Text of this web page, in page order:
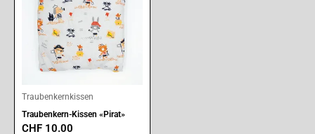
Traubenkernkissen
Traubenkern-Kissen «Pirat»
CHF 10.00